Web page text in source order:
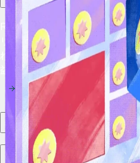
Remote統合を活用して、主要
リューションをプラットフォー
れにより、将来を見据えた製品
益を得ることができます。
パートナーマーケットプレイス
統合エコシステム